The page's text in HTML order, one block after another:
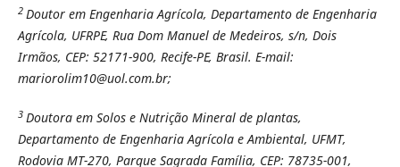
2 Doutor em Engenharia Agrícola, Departamento de Engenharia
Agrícola, UFRPE, Rua Dom Manuel de Medeiros, s/n, Dois
Irmãos, CEP: 52171-900, Recife-PE, Brasil. E-mail:
mariorolim10@uol.com.br;
3 Doutora em Solos e Nutrição Mineral de plantas,
Departamento de Engenharia Agrícola e Ambiental, UFMT,
Rodovia MT-270, Parque Sagrada Família, CEP: 78735-001,